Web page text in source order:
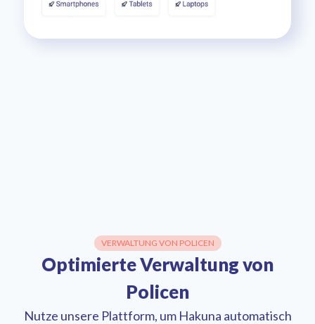
VERWALTUNG VON POLICEN
Optimierte Verwaltung von
Policen
Nutze unsere Plattform, um Hakuna automatisch